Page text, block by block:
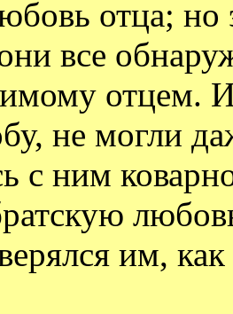
отца;
все
отцем.
не могли
с ним
им,